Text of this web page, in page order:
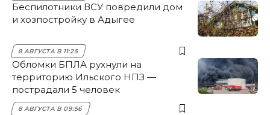
Беспилотники ВСУ повредили дом
и хозпостройку в Адыгее
8 АВГУСТА В 11:25
Обломки БПЛА рухнули на
территорию Ильского НПЗ —
пострадали 5 человек
8 АВГУСТА В 09:56